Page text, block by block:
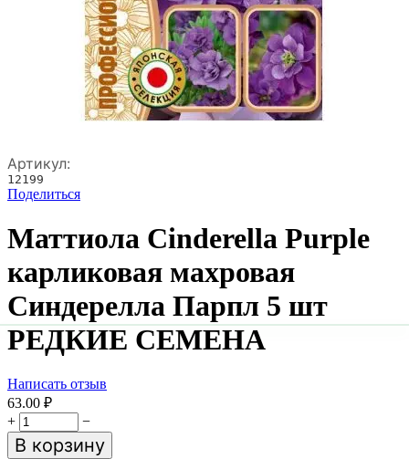
Артикул:
12199
Поделиться
Маттиола Cinderella Purple
карликовая махровая
Синдерелла Парпл 5 шт
РЕДКИЕ СЕМЕНА
Написать отзыв
63.00 ₽
+
−
В корзину